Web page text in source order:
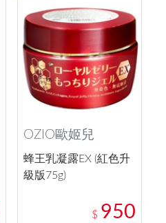
OZIO歐姬兒
蜂王乳凝露EX (紅色升
級版75g)
$ 950